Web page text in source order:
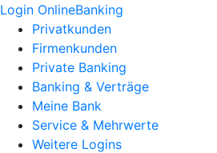
Login OnlineBanking
Privatkunden
Firmenkunden
Private Banking
Banking & Verträge
Meine Bank
Service & Mehrwerte
Weitere Logins